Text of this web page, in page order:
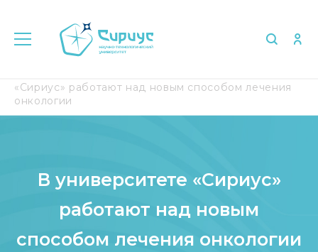
«Сириус» работают над новым способом лечения
онкологии
В университете «Сириус»
работают над новым
способом лечения онкологии